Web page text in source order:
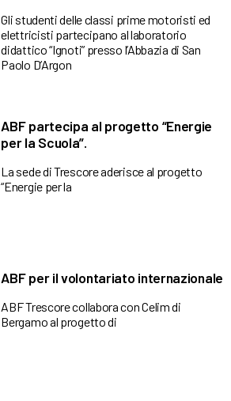
Gli studenti delle classi prime motoristi ed
elettricisti partecipano al laboratorio
didattico “Ignoti” presso l’Abbazia di San
Paolo D’Argon
ABF partecipa al progetto “Energie
per la Scuola”.
La sede di Trescore aderisce al progetto
“Energie per la
ABF per il volontariato internazionale
ABF Trescore collabora con Celim di
Bergamo al progetto di